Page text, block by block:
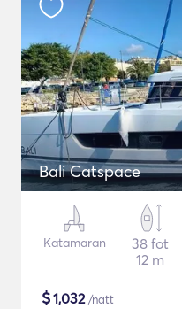
Bali Catspace
Katamaran
38 fot
12 m
$1,032/natt